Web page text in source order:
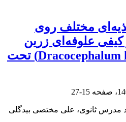
مختلف روی
علوفه‌ای زرین
گیاه (Dracocephalum kotschyi Boiss) تحت
15-27
مدرس ثانوی، علی مختصی بیدگلی